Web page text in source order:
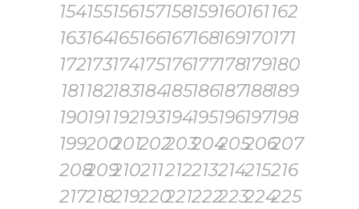
154155156157158159160161162
163164165166167168169170171
172173174175176177178179180
181182183184185186187188189
190191192193194195196197198
199200201202203204205206207
208209210211212213214215216
217218219220221222223224225